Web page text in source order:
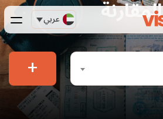
عربي المقارنة
+